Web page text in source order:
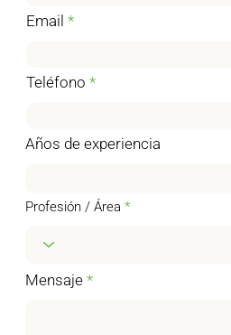
Email
Teléfono
Años de experiencia
Profesión / Área
Mensaje